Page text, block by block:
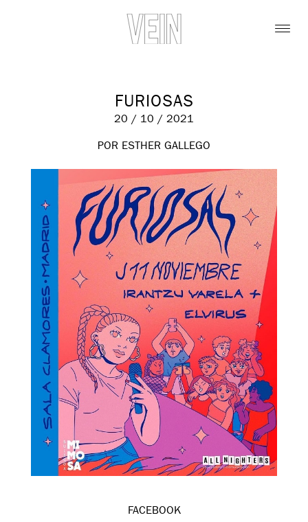
FURIOSAS
20 / 10 / 2021
POR ESTHER GALLEGO
FACEBOOK